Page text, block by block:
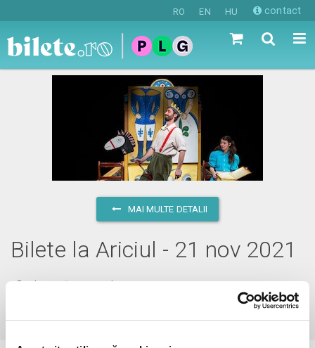
RO EN HU contact
MAI MULTE DETALII
Bilete la Ariciul - 21 nov 2021
duminică, 21 noiembrie 2021 ora 11:00